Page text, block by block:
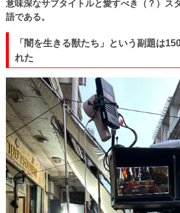
意味深なサブタイトルと愛すべき（？）ス
語である。
「闇を生きる獣たち」という副題は
れた